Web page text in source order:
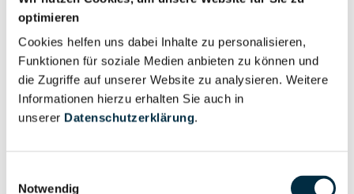
optimieren
Cookies helfen uns dabei Inhalte zu personalisieren,
Funktionen für soziale Medien anbieten zu können und
die Zugriffe auf unserer Website zu analysieren. Weitere
Informationen hierzu erhalten Sie auch in
unserer Datenschutzerklärung.
Notwendig
Prokurist (2)
Nutzer
Wirtschaftlich
Berechtigter
Vollständiges
Unternehmensprofil
anfragen